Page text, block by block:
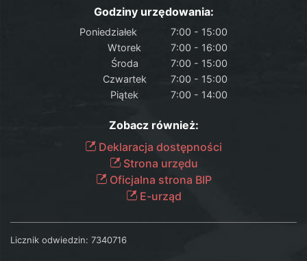
Godziny urzędowania:
Poniedziałek
7:00 - 15:00
Wtorek
7:00 - 16:00
Środa
7:00 - 15:00
Czwartek
7:00 - 15:00
Piątek
7:00 - 14:00
Zobacz również:
Deklaracja dostępności
Strona urzędu
Oficjalna strona BIP
E-urząd
Licznik odwiedzin: 7340716